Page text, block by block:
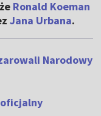
Ronald Koeman
Jana Urbana.
Narodowy
oficjalny